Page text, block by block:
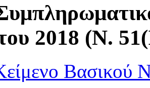
2018 (Ν.
Βασικού